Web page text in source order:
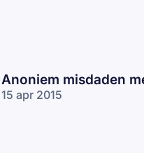
Anoniem misdaden
15 apr 2015